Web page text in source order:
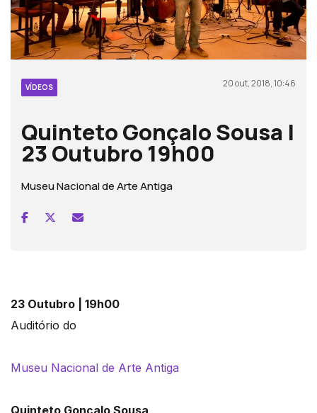
VÍDEOS 20 out, 2018, 10:46
Quinteto Gonçalo Sousa |
23 Outubro 19h00
Museu Nacional de Arte Antiga
23 Outubro
| 19h00
Auditório do
Museu Nacional de Arte Antiga